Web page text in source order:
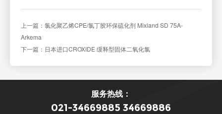
上一篇：氯化聚乙烯CPE/氯丁胶环保硫化剂 Mixland SD 75A-
Arkema
下一篇：日本进口CROXIDE 缓释型固体二氧化氯
服务热线：
021-34669885 34669886